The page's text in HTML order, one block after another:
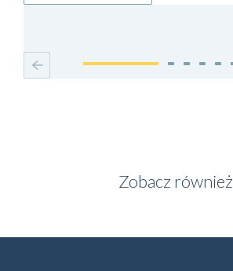
Zobacz również